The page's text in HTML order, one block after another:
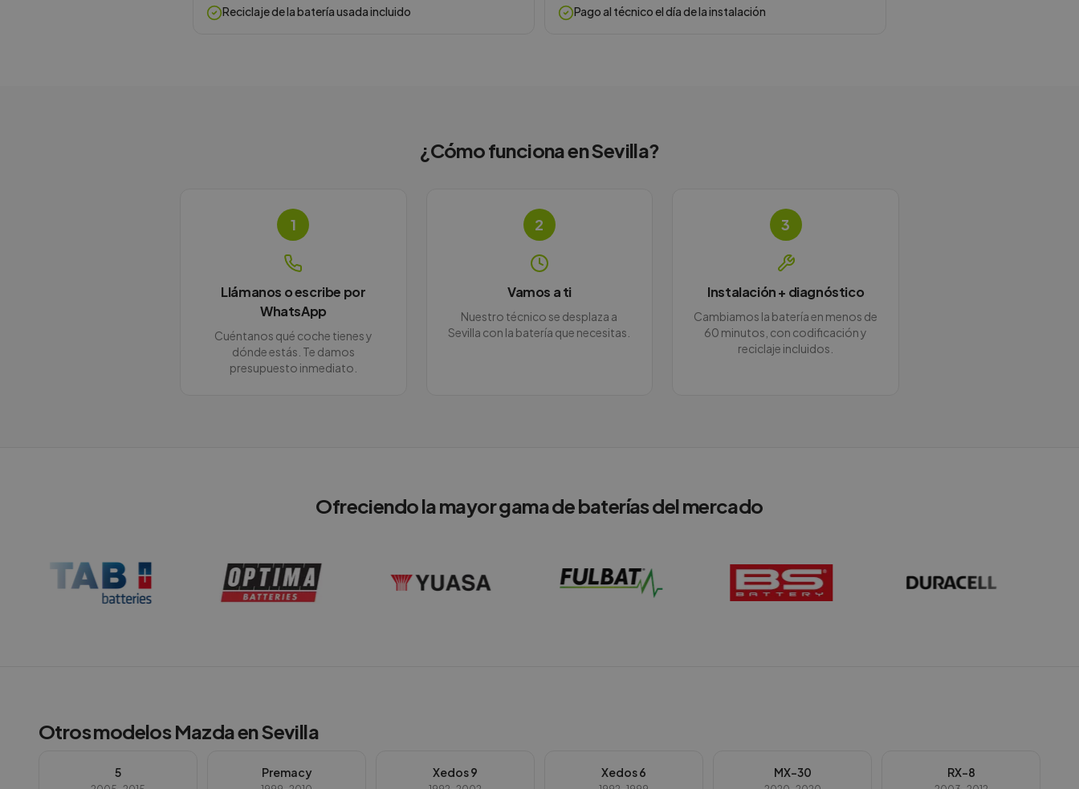
Reciclaje de la batería usada incluido Pago al técnico el día de la instalación
¿Cómo funciona enSevilla?
1
Llámanos o escribe por
WhatsApp
Cuéntanos qué coche tienes y
dónde estás. Te damos
presupuesto inmediato.
2
Vamos a ti
Nuestro técnico se desplaza a
Sevilla con la batería que necesitas.
3
Instalación + diagnóstico
Cambiamos la batería en menos de
60 minutos, con codificación y
reciclaje incluidos.
Ofreciendo la mayor gama de baterías del mercado
Otros modelosMazdaenSevilla
5 Premacy Xedos 9 Xedos 6 MX-30 RX-8